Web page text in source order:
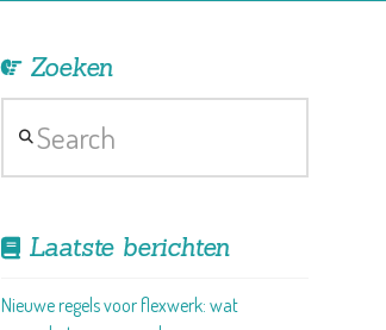
Zoeken
Laatste berichten
Nieuwe regels voor flexwerk: wat